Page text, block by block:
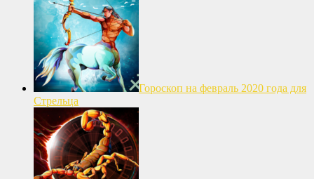
Гороскоп на февраль 2020 года для
Стрельца